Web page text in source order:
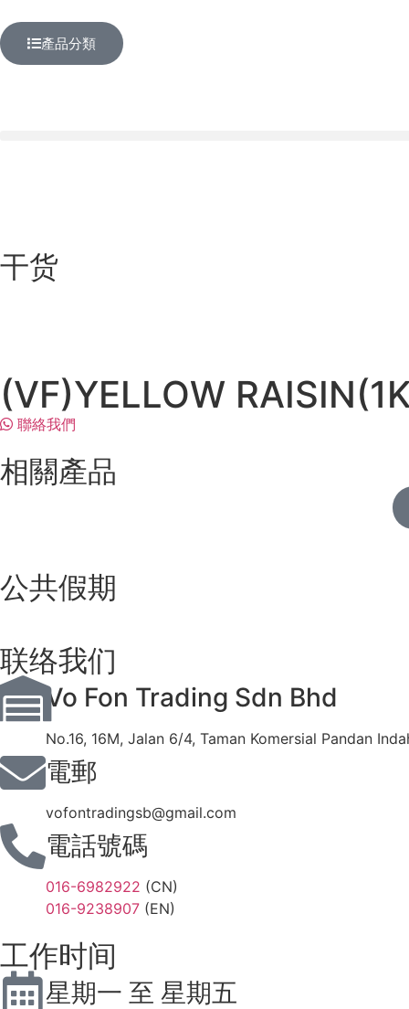
產品分類
干货
(VF)YELLOW
聯絡我們
相關產品
公共假期
联络我们
Vo Fon Trading Sdn Bhd
No.16, 16M, Jalan 6/4, Taman Komersial Pandan
電郵
vofontradingsb@gmail.com
電話號碼
016-6982922 (CN)
016-9238907 (EN)
工作时间
星期一 至 星期五